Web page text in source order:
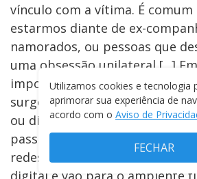
vínculo com a vítima. É
estarmos diante de ex-
namorados, ou pessoas que
uma obsessão unilateral [...]
importante que se diga, o
surge após o término de um
ou diante de uma frustração
passam a perseguir a vítima
redes sociais ou mesmo saem
digital e vão para o ambiente
Utilizamos cookies e tecnologia
aprimorar sua experiência de
acordo com o Aviso de
FECHAR